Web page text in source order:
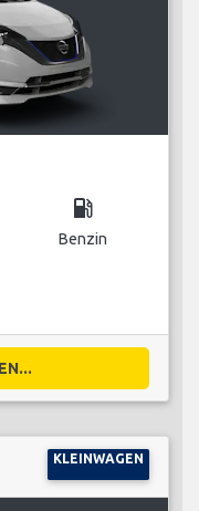
local_gas_station
Benzin
KLEINWAGEN